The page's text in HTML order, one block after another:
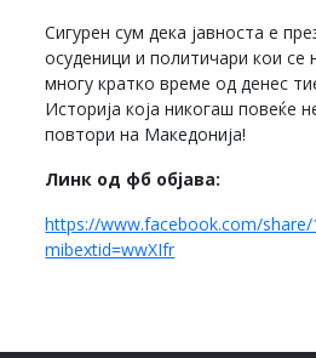
Сигурен сум дека јавноста е
осуденици и политичари кои се
многу кратко време од денес
Историја која никогаш повеќе
повтори на Македонија!
Линк од фб објава:
https://www.facebook.com/share/
mibextid=wwXIfr